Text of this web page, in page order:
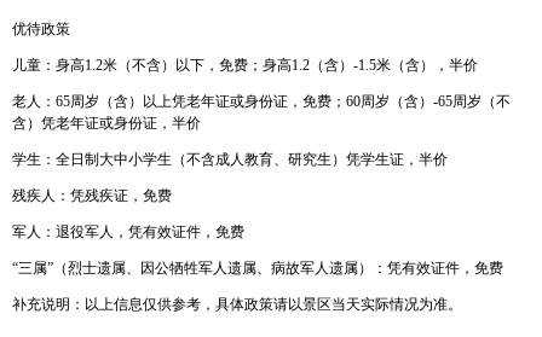
优待政策
儿童：身高1.2米（不含）以下，免费；身高1.2（含）-1.5米（含），半价
老人：65周岁（含）以上凭老年证或身份证，免费；60周岁（含）-65周岁（不
含）凭老年证或身份证，半价
学生：全日制大中小学生（不含成人教育、研究生）凭学生证，半价
残疾人：凭残疾证，免费
军人：退役军人，凭有效证件，免费
“三属”（烈士遗属、因公牺牲军人遗属、病故军人遗属）：凭有效证件，免费
补充说明：以上信息仅供参考，具体政策请以景区当天实际情况为准。